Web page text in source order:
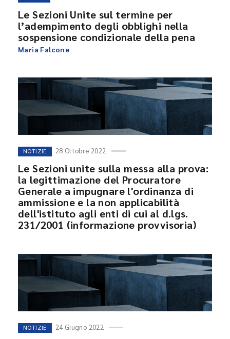
Le Sezioni Unite sul termine per
l’adempimento degli obblighi nella
sospensione condizionale della pena
Maria Falcone
NOTIZIE 28 Ottobre 2022
Le Sezioni unite sulla messa alla prova:
la legittimazione del Procuratore
Generale a impugnare l'ordinanza di
ammissione e la non applicabilità
dell'istituto agli enti di cui al d.lgs.
231/2001 (informazione provvisoria)
NOTIZIE 24 Giugno 2022